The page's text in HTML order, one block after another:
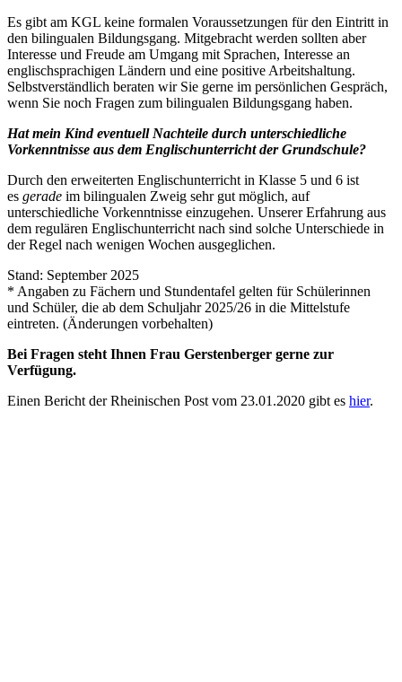
Es gibt am KGL keine formalen Voraussetzungen für den Eintritt in
den bilingualen Bildungsgang. Mitgebracht werden sollten aber
Interesse und Freude am Umgang mit Sprachen, Interesse an
englischsprachigen Ländern und eine positive Arbeitshaltung.
Selbstverständlich beraten wir Sie gerne im persönlichen Gespräch,
wenn Sie noch Fragen zum bilingualen Bildungsgang haben.
Hat mein Kind eventuell Nachteile durch unterschiedliche
Vorkenntnisse aus dem Englisch­unterricht der Grundschule?
Durch den erweiterten Englischunterricht in Klasse 5 und 6 ist
es gerade im bilingualen Zweig sehr gut möglich, auf
unterschiedliche Vorkenntnisse ein­zu­gehen. Unserer Erfahrung aus
dem regulären Englisch­unterricht nach sind solche Unterschiede in
der Regel nach wenigen Wochen ausgeglichen.
Stand: September 2025
* Angaben zu Fächern und Stundentafel gelten für Schülerinnen
und Schüler, die ab dem Schuljahr 2025/26 in die Mittelstufe
eintreten. (Änderungen vorbehalten)
Bei Fragen steht Ihnen Frau Gerstenberger gerne zur
Verfügung.
Einen Bericht der Rheinischen Post vom 23.01.2020 gibt es hier.